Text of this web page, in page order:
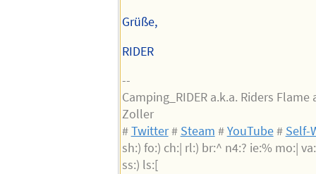
Grüße,
RIDER
--
Camping_RIDER a.k.a. Riders Flame
Zoller
#Twitter# Steam #YouTube# Self-
sh:) fo:) ch:| rl:) br:^ n4:? ie:% mo:|
ss:) ls:[